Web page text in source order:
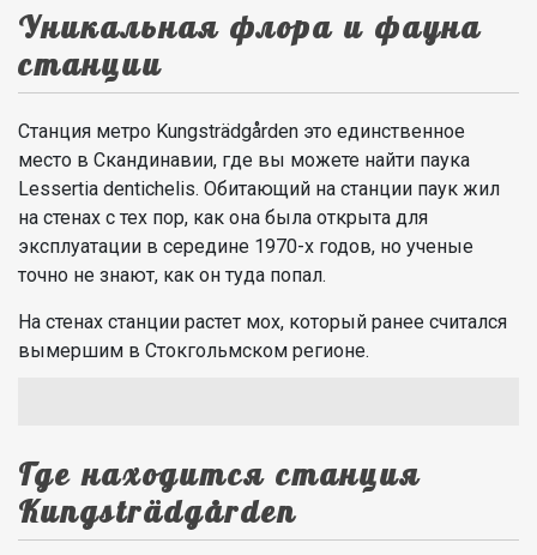
Уникальная флора и фауна
станции
Станция метро Kungsträdgården это единственное
место в Скандинавии, где вы можете найти паука
Lessertia dentichelis. Обитающий на станции паук жил
на стенах с тех пор, как она была открыта для
эксплуатации в середине 1970-х годов, но ученые
точно не знают, как он туда попал.
На стенах станции растет мох, который ранее считался
вымершим в Стокгольмском регионе.
Где находится станция
Kungsträdgården